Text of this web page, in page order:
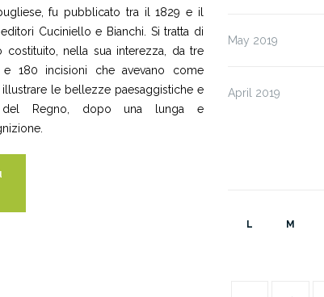
fu pubblicato tra il 1829 e il
Cuciniello e Bianchi. Si tratta di
costituito, nella sua interezza, da tre
180 incisioni che avevano come
le bellezze paesaggistiche e
del Regno, dopo una lunga e
–
May 2019
April 2019
L M